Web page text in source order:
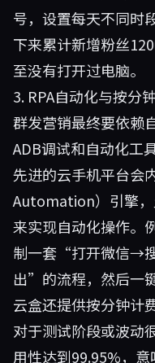
号，设置每天不同时
下来累计新增粉丝
至没有打开过电脑。
3. RPA自动化与按分
群发营销最终要依赖
ADB调试和自动化工
先进的云手机平台会
Automation）引擎
来实现自动化操作。
制一套“打开微信→
出”的流程，然后一
云盒还提供按分钟计
对于测试阶段或波动
用性达到99.95%，